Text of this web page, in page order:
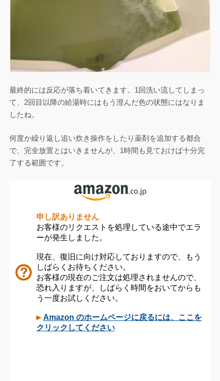
最終的には反応が落ち着いてきます。1回洗い流してしまっ
て、2回目以降の給湯時にはもう澄んだ色の状態にはなりま
したね。
何度か繰り返し追い炊き操作をしたり薬剤を追加する都合
で、完全放置とはいきませんが、1時間も見ておけば十分完
了する範囲です。